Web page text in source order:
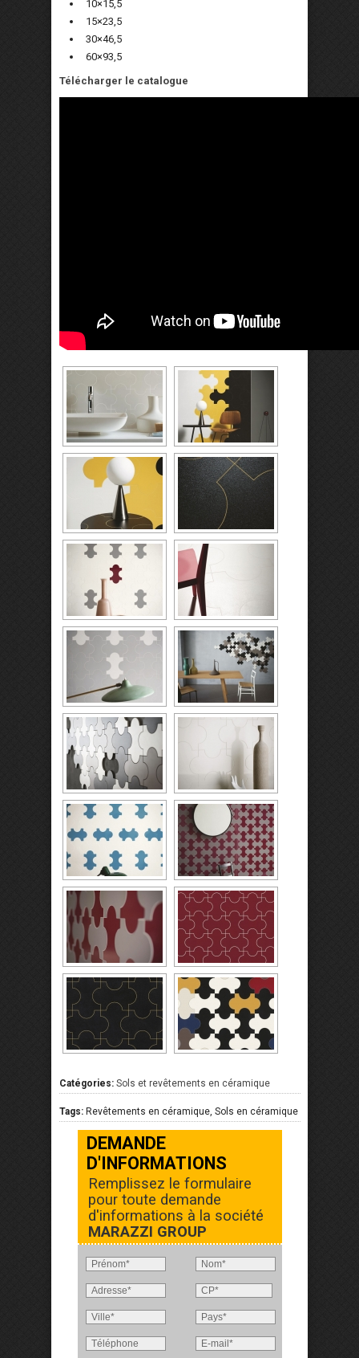
10×15,5
15×23,5
30×46,5
60×93,5
Télécharger le catalogue
Catégories: Sols et revêtements en céramique
Tags: Revêtements en céramique, Sols en céramique
DEMANDE
D'INFORMATIONS
Remplissez le formulaire
pour toute demande
d'informations à la société
MARAZZI GROUP